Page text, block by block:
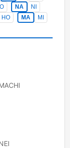
NA
NI
HO MA
MI